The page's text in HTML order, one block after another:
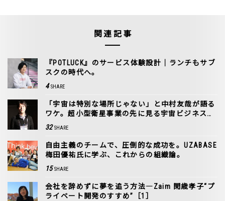
関連記事
『POTLUCK』のサービス体験設計｜ランチもサブ
スクの時代へ。
4 SHARE
「宇宙は特別な場所じゃない」と中村友哉が語る
ワケ。超小型衛星事業の先に見る宇宙ビジネスの
ビックバン
32 SHARE
自由主義のチームで、圧倒的な成功を。UZABASE
梅田優祐氏に学ぶ、これからの組織論。
15 SHARE
会社を辞めずに夢を追う方法―Zaim 閑歳孝子“プ
ライベート開発のすすめ”［1］